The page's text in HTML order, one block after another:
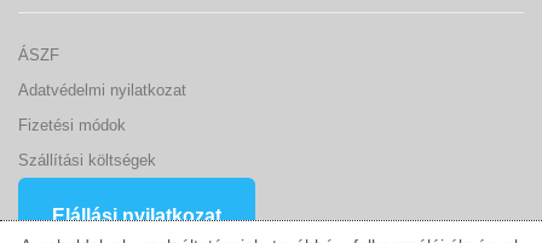
ÁSZF
Adatvédelmi nyilatkozat
Fizetési módok
Szállítási költségek
Elállási nyilatkozat